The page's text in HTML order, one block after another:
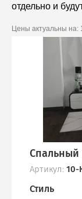
отдельно и
Цены актуальны на:
Спальный
Артикул: 10-
Стиль